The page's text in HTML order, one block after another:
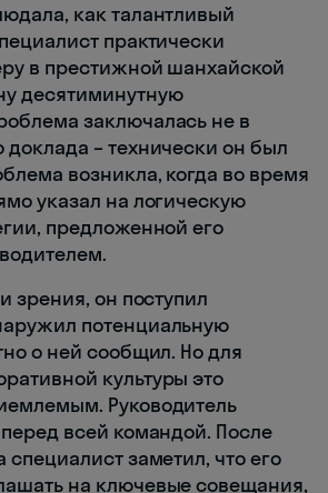
как талантливый
практически
в престижной шанхайской
десятиминутную
заключалась не в
– технически он был
возникла, когда во время
указал на логическую
предложенной его
зрения, он поступил
потенциальную
о ней сообщил. Но для
культуры это
Руководитель
всей командой. После
специалист заметил, что его
на ключевые совещания,